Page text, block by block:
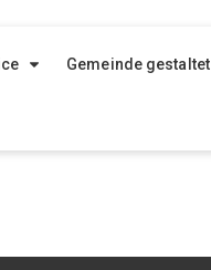
Gemeinde gestaltet